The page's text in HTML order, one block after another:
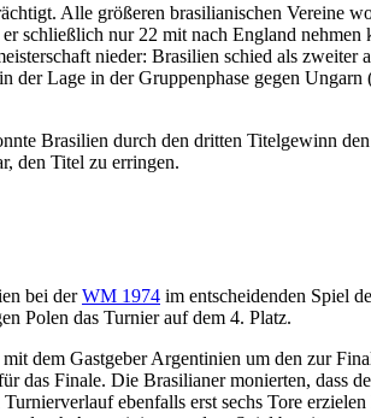
Alle größeren brasilianischen Vereine
schließlich nur 22 mit nach England
nieder: Brasilien schied als zweiter
der Lage in der Gruppenphase gegen
Brasilien durch den dritten Titelgewinn den
den Titel zu erringen.
bei derWM 1974 im entscheidenden Spiel
Polen das Turnier auf dem 4. Platz.
dem Gastgeber Argentinien um den zur
das Finale. Die Brasilianer monierten, dass
ebenfalls erst sechs Tore